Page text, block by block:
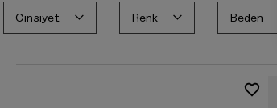
Cinsiyet Renk Beden